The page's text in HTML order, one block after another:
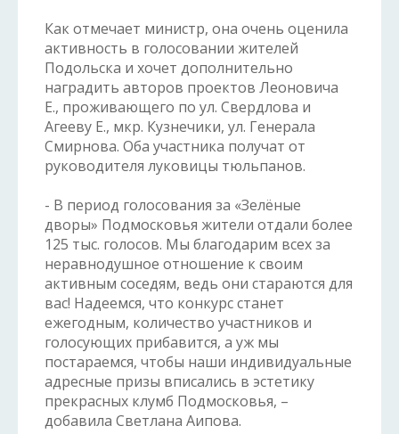
Как отмечает министр, она очень оценила
активность в голосовании жителей
Подольска и хочет дополнительно
наградить авторов проектов Леоновича
Е., проживающего по ул. Свердлова и
Агееву Е., мкр. Кузнечики, ул. Генерала
Смирнова. Оба участника получат от
руководителя луковицы тюльпанов.
- В период голосования за «Зелёные
дворы» Подмосковья жители отдали более
125 тыс. голосов. Мы благодарим всех за
неравнодушное отношение к своим
активным соседям, ведь они стараются для
вас! Надеемся, что конкурс станет
ежегодным, количество участников и
голосующих прибавится, а уж мы
постараемся, чтобы наши индивидуальные
адресные призы вписались в эстетику
прекрасных клумб Подмосковья, –
добавила Светлана Аипова.